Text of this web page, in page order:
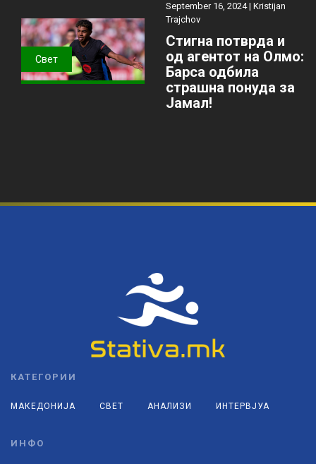
Свет
September 16, 2024 | Kristijan
Trajchov
Стигна потврда и
од агентот на Олмо:
Барса одбила
страшна понуда за
Јамал!
КАТЕГОРИИ
МАКЕДОНИЈА СВЕТ АНАЛИЗИ ИНТЕРВЈУА
ИНФО